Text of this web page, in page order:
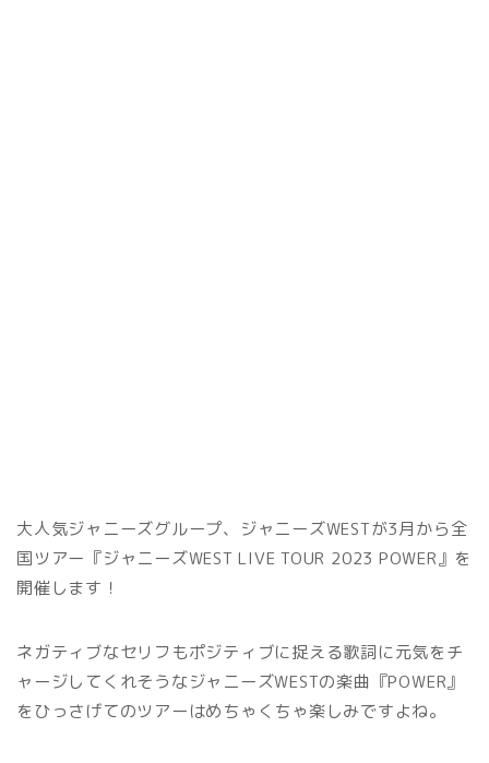
大人気ジャニーズグループ、ジャニーズWESTが3月から全
国ツアー『ジャニーズWEST LIVE TOUR 2023 POWER』を
開催します！
ネガティブなセリフもポジティブに捉える歌詞に元気をチ
ャージしてくれそうなジャニーズWESTの楽曲『POWER』
をひっさげてのツアーはめちゃくちゃ楽しみですよね。